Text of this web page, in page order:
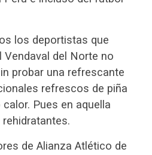
los deportistas que
Vendaval del Norte no
probar una refrescante
refrescos de piña
Pues en aquella
de Alianza Atlético de